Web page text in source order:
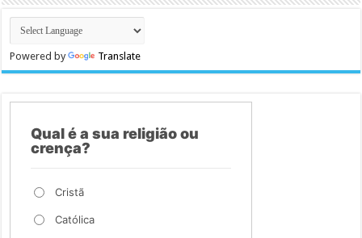
Powered by Translate
Qual é a sua religião ou
crença?
Cristã
Católica